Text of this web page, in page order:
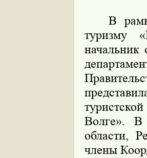
В
туризму
начальник
Волге». В
области,
члены